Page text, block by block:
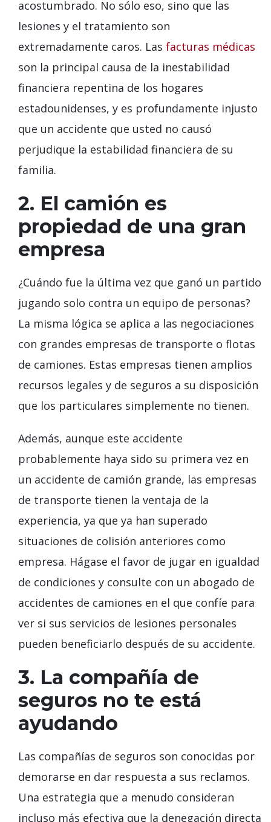
acostumbrado. No sólo eso, sino que las
lesiones y el tratamiento son
extremadamente caros. Las facturas médicas
son la principal causa de la inestabilidad
financiera repentina de los hogares
estadounidenses, y es profundamente injusto
que un accidente que usted no causó
perjudique la estabilidad financiera de su
familia.
2. El camión es
propiedad de una gran
empresa
¿Cuándo fue la última vez que ganó un partido
jugando solo contra un equipo de personas?
La misma lógica se aplica a las negociaciones
con grandes empresas de transporte o flotas
de camiones. Estas empresas tienen amplios
recursos legales y de seguros a su disposición
que los particulares simplemente no tienen.
Además, aunque este accidente
probablemente haya sido su primera vez en
un accidente de camión grande, las empresas
de transporte tienen la ventaja de la
experiencia, ya que ya han superado
situaciones de colisión anteriores como
empresa. Hágase el favor de jugar en igualdad
de condiciones y consulte con un abogado de
accidentes de camiones en el que confíe para
ver si sus servicios de lesiones personales
pueden beneficiarlo después de su accidente.
3. La compañía de
seguros no te está
ayudando
Las compañías de seguros son conocidas por
demorarse en dar respuesta a sus reclamos.
Una estrategia que a menudo consideran
incluso más efectiva que la denegación directa